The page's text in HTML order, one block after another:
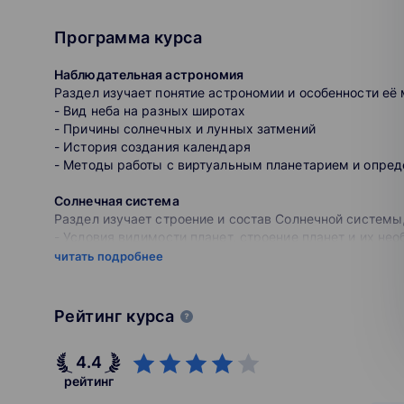
Наши преподаватели — эксперты ЕГЭ и
лучших вузов страны.
Наши выпускники поступают на бюджет
Вы можете учиться с любого устройства:
Разнообразные варианты обучения: курсы
репетитор, занятия в мини-группах,
Программа курса
Наблюдательная астрономия
Раздел изучает понятие астрономии и особенности её
- Вид неба на разных широтах
- Причины солнечных и лунных затмений
- История создания календаря
- Методы работы с виртуальным планетарием и
Солнечная система
Раздел изучает строение и состав Солнечной
- Условия видимости планет, строение планет и их
- Чем отличаются метеор, метеорит и метеороид
Звёзды
Раздел изучает, как и почему рождаются и умирают
- Почему взрывы сверхновых важны для всей
- Нестандартные звёзды – нейтронные, пульсары,
читать подробнее
Рейтинг курса
4.4
рейтинг